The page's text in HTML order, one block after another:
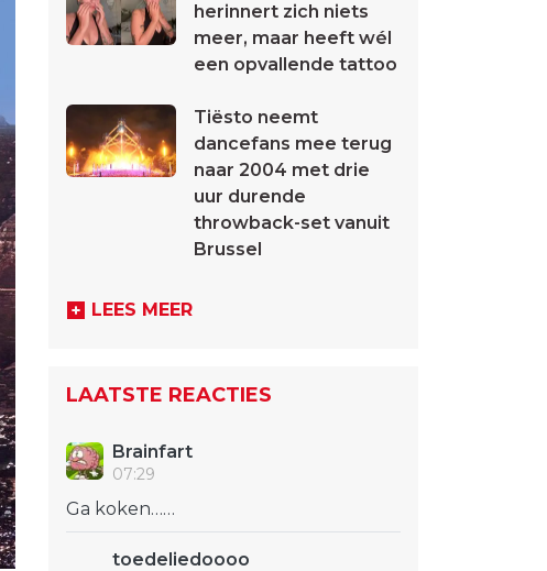
herinnert zich niets
meer, maar heeft wél
een opvallende tattoo
Tiësto neemt
dancefans mee terug
naar 2004 met drie
uur durende
throwback-set vanuit
Brussel
LEES MEER
LAATSTE REACTIES
Brainfart
07:29
Ga koken……
toedeliedoooo